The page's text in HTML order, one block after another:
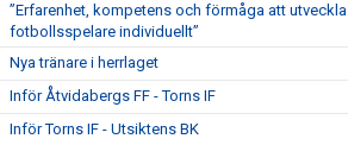
”Erfarenhet, kompetens och förmåga att utveckla
fotbollsspelare individuellt”
Nya tränare i herrlaget
Inför Åtvidabergs FF - Torns IF
Inför Torns IF - Utsiktens BK